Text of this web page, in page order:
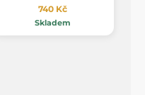
740 Kč
Skladem